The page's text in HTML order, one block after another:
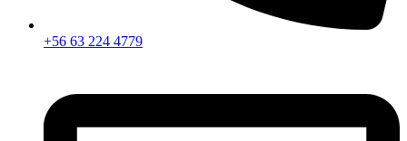
+56 63 224 4779